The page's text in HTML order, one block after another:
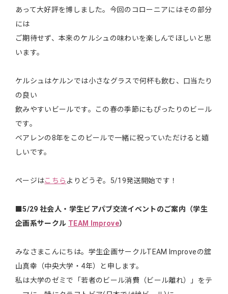
あって大好評を博しました。今回のコローニアにはその部分
には
ご期待せず、本来のケルシュの味わいを楽しんでほしいと思
います。
ケルシュはケルンでは小さなグラスで何杯も飲む、口当たり
の良い
飲みやすいビールです。この春の季節にもぴったりのビール
です。
ベアレンの8年をこのビールで一緒に祝っていただけると嬉
しいです。
ページはこちら よりどうぞ。5/19発送開始です！
■5/29 社会人・学生ビアパブ交流イベントのご案内（学生
企画系サークル TEAM Improve）
みなさまこんにちは。学生企画サークルTEAM Improveの舘
山真幸（中央大学・4年）と申します。
私は大学のゼミで「若者のビール消費（ビール離れ）」をテ